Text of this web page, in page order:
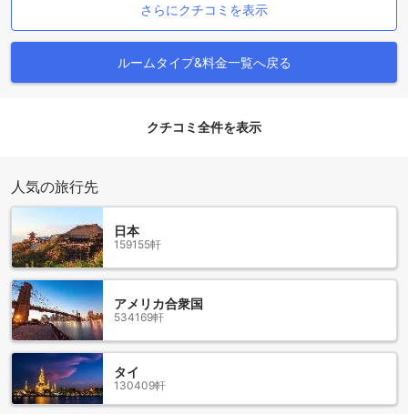
応えるため、充実したダイニング施設を提供しています。24
時間ルームサービスやコーヒーショップでは、いつでもお部
ら、ハラールレストランや朝食ビュッフェ、コンチネンタル
広い選択肢と質の高いサービスを提供しています。
カールトン タワー ホテルの多彩な客室タイプとお得な予約の
メリット
カールトン タワー ホテルでは、多彩な客室タイプをご用意し
ており、お客様のニーズに合わせてお選びいただけます。都
市の景色を望むデラックスシティビューや、クリークビュー
を楽しめるデラックスルーム、コストパフォーマンスに優れ
たバジェットシングルルーム、そして広々としたスイートル
ームやツインルームなど、多彩な選択肢が揃っています。各
部屋は27平方メートルの快適な空間で、ダブルベッドやシン
グルベッド、キングベッドをお選びいただけます。
さらにクチコミを表示
ルームタイプ&料金一覧へ戻る
クチコミ全件を表示
人気の旅行先
日本
159155軒
アメリカ合衆国
534169軒
タイ
130409軒